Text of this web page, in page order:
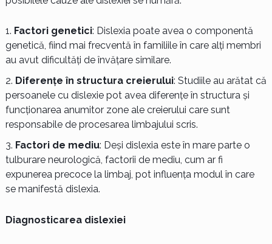
Factori genetici: Dislexia poate avea o componentă
genetică, fiind mai frecventă în familiile în care alți membri
au avut dificultăți de învățare similare.
Diferențe în structura creierului: Studiile au arătat că
persoanele cu dislexie pot avea diferențe în structura și
funcționarea anumitor zone ale creierului care sunt
responsabile de procesarea limbajului scris.
Factori de mediu: Deși dislexia este în mare parte o
tulburare neurologică, factorii de mediu, cum ar fi
expunerea precoce la limbaj, pot influența modul în care
se manifestă dislexia.
Diagnosticarea dislexiei